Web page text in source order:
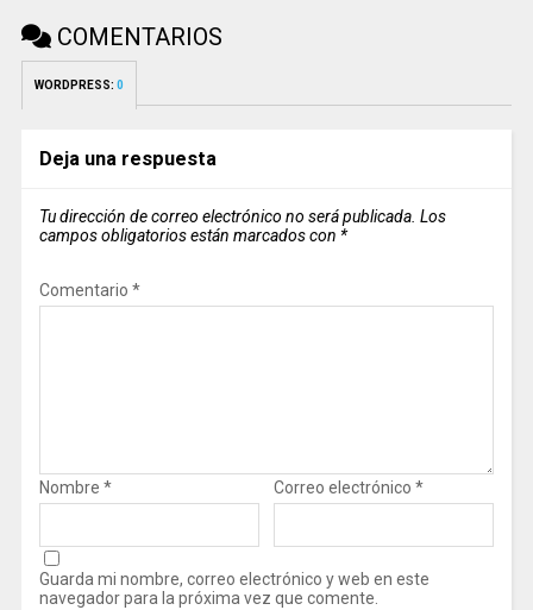
COMENTARIOS
WORDPRESS: 0
Deja una respuesta
Tu dirección de correo electrónico no será publicada. Los
campos obligatorios están marcados con *
Comentario *
Nombre * Correo electrónico *
Guarda mi nombre, correo electrónico y web en este
navegador para la próxima vez que comente.